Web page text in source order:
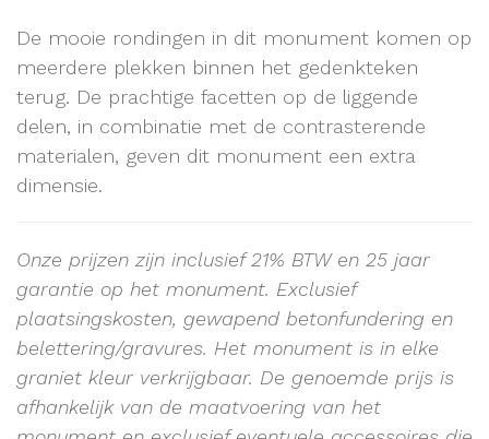
De mooie rondingen in dit monument komen op
meerdere plekken binnen het gedenkteken
terug. De prachtige facetten op de liggende
delen, in combinatie met de contrasterende
materialen, geven dit monument een extra
dimensie.
Onze prijzen zijn inclusief 21% BTW en 25 jaar
garantie op het monument. Exclusief
plaatsingskosten, gewapend betonfundering en
belettering/gravures. Het monument is in elke
graniet kleur verkrijgbaar. De genoemde prijs is
afhankelijk van de maatvoering van het